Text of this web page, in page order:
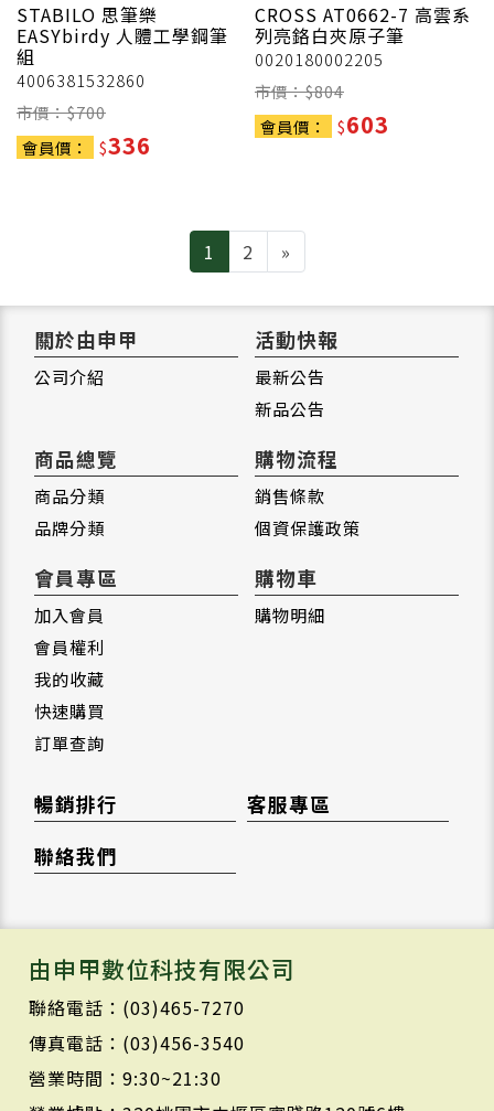
STABILO 思筆樂
EASYbirdy 人體工學鋼筆
組
4006381532860
市價：$700
會員價：
$336
CROSS AT0662-7 高雲系
列亮鉻白夾原子筆
0020180002205
市價：$804
會員價：
$603
1 2 »
關於由申甲
公司介紹
活動快報
最新公告
新品公告
商品總覽
商品分類
品牌分類
購物流程
銷售條款
個資保護政策
會員專區
加入會員
會員權利
我的收藏
快速購買
訂單查詢
購物車
購物明細
暢銷排行
客服專區
聯絡我們
由申甲數位科技有限公司
聯絡電話：(03)465-7270
傳真電話：(03)456-3540
營業時間：9:30~21:30